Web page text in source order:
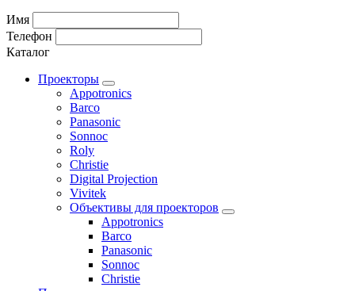
Имя
Телефон
Каталог
Проекторы
Appotronics
Barco
Panasonic
Sonnoc
Roly
Christie
Digital Projection
Vivitek
Объективы для проекторов
Appotronics
Barco
Panasonic
Sonnoc
Сhristie